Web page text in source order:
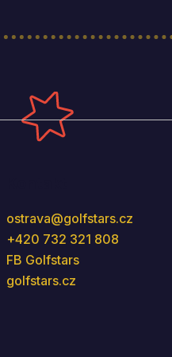
ostrava@golfstars.cz
+420 732 321 808
FB Golfstars
golfstars.cz